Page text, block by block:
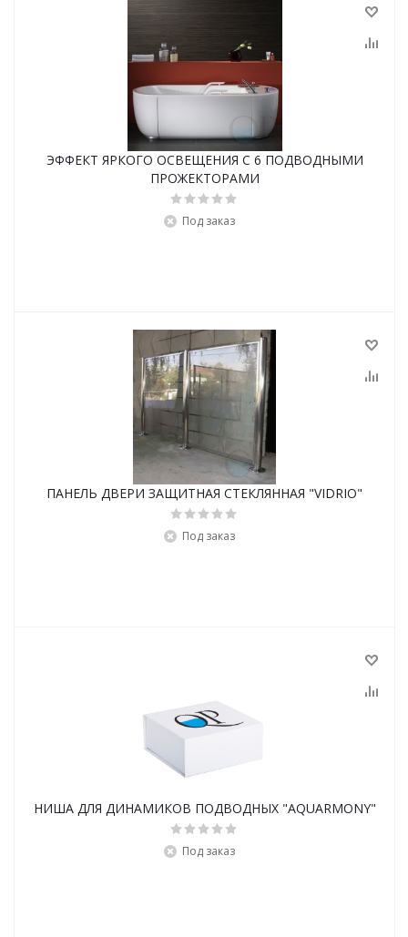
ЭФФЕКТ ЯРКОГО ОСВЕЩЕНИЯ С 6 ПОДВОДНЫМИ
ПРОЖЕКТОРАМИ
Под заказ
ПАНЕЛЬ ДВЕРИ ЗАЩИТНАЯ СТЕКЛЯННАЯ "VIDRIO"
Под заказ
НИША ДЛЯ ДИНАМИКОВ ПОДВОДНЫХ "AQUARMONY"
Под заказ